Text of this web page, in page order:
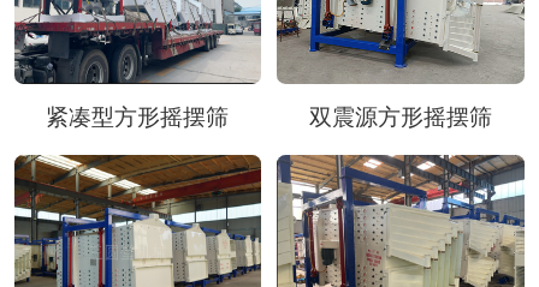
紧凑型方形摇摆筛 双震源方形摇摆筛